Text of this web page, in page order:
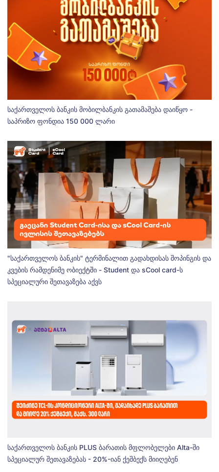
საქართველოს ბანკის მობილბანკის გათამაშება დაიწყო -
საპრიზო ფონდია 150 000 ლარი
"საქართველოს ბანკის" ტერმინალით გადახდისას შოპინგის და
კვების რამდენიმე ობიექტში - Student და sCool card-ს
სპეციალური შეთავაზება აქვს
საქართველოს ბანკის PLUS ბარათის მფლობელები Alta-ში
სპეციალურ შეთავაზებას - 20%-იან ქეშბექს მიიღებენ